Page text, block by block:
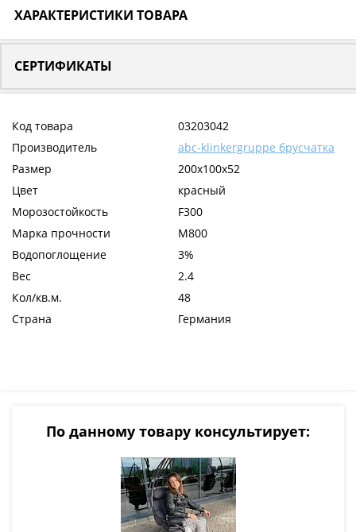
ХАРАКТЕРИСТИКИ ТОВАРА
СЕРТИФИКАТЫ
Код товара
03203042
Производитель
abc-klinkergruppe брусчатка
Размер
200x100x52
Цвет
красный
Морозостойкость
F300
Марка прочности
М800
Водопоглощение
3%
Вес
2.4
Кол/кв.м.
48
Страна
Германия
По данному товару консультирует: